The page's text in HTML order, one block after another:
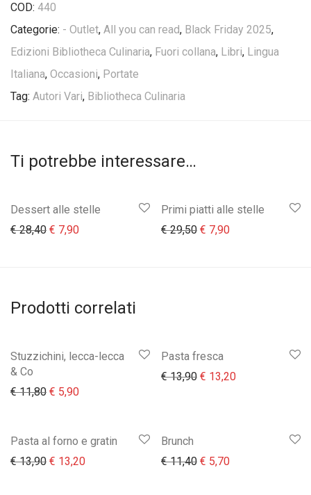
COD: 440
Categorie: - Outlet, All you can read, Black Friday 2025,
Edizioni Bibliotheca Culinaria, Fuori collana, Libri, Lingua
Italiana, Occasioni, Portate
Tag: Autori Vari, Bibliotheca Culinaria
Ti potrebbe interessare…
Dessert alle stelle
€28,40 Il prezzo originale era: € 28,40.
€ 7,90Il prezzo attuale è: € 7,90.
Primi piatti alle stelle
€29,50 Il prezzo originale era:
€ 7,90Il prezzo attuale
Prodotti correlati
Stuzzichini, lecca-lecca
& Co
€11,80 Il prezzo originale era: € 11,80.
€ 5,90Il prezzo attuale è: € 5,90.
Pasta fresca
€13,90 Il prezzo originale era:
€ 13,20Il prezzo
Pasta al forno e gratin
€13,90 Il prezzo originale era: € 13,90.
€ 13,20Il prezzo attuale è: € 13,20.
Brunch
€11,40 Il prezzo originale era:
€ 5,70Il prezzo attuale